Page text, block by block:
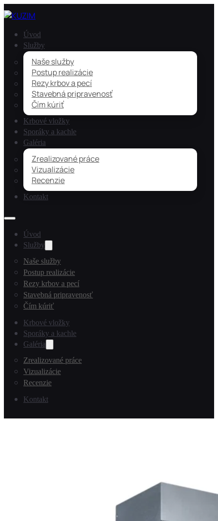
Úvod
Služby
Naše služby
Postup realizácie
Rezy krbov a pecí
Stavebná pripravenosť
Čím kúriť
Krbové vložky
Sporáky a kachle
Galéria
Zrealizované práce
Vizualizácie
Recenzie
Kontakt
Úvod
Služby
Naše služby
Postup realizácie
Rezy krbov a pecí
Stavebná pripravenosť
Čím kúriť
Krbové vložky
Sporáky a kachle
Galéria
Zrealizované práce
Vizualizácie
Recenzie
Kontakt